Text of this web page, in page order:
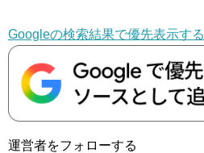
Googleの検索結果で優先表示する
運営者をフォローする